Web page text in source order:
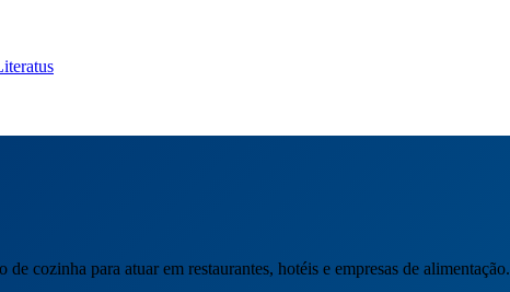
cozinha para atuar em restaurantes, hotéis e empresas de alimentação.